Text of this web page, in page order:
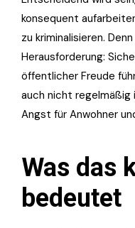
konsequent
zu kriminalisieren.
Herausforderung:
öffentlicher Freude
auch nicht regelmäßig
Angst für Anwohner
Was das
bedeutet